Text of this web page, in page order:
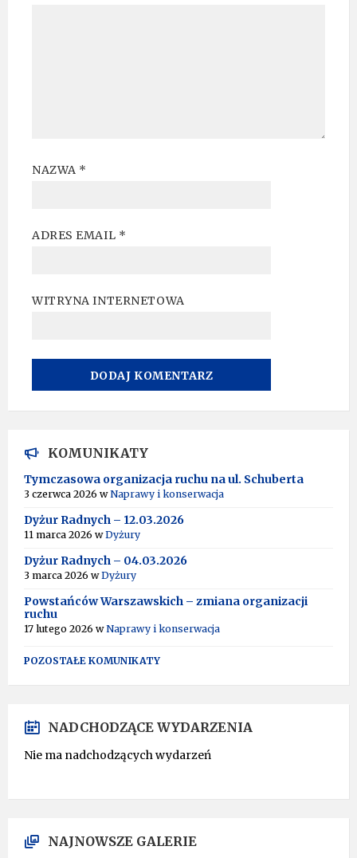
NAZWA *
ADRES EMAIL *
WITRYNA INTERNETOWA
T
E
R
N
T
I
E
:
KOMUNIKATY
Tymczasowa organizacja ruchu na ul. Schuberta
3 czerwca 2026 wNaprawy i konserwacja
Dyżur Radnych – 12.03.2026
11 marca 2026 wDyżury
Dyżur Radnych – 04.03.2026
3 marca 2026 wDyżury
Powstańców Warszawskich – zmiana organizacji
ruchu
17 lutego 2026 wNaprawy i konserwacja
POZOSTAŁE KOMUNIKATY
NADCHODZĄCE WYDARZENIA
Nie ma nadchodzących wydarzeń
NAJNOWSZE GALERIE